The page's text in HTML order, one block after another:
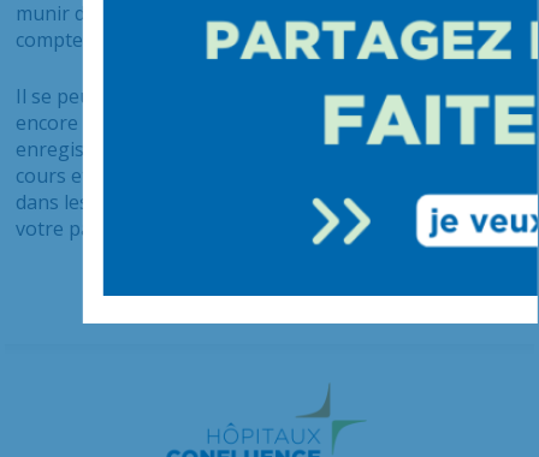
munir de vos codes d’accès à votre compte AMELI , votre
compte espace impôts ou votre compte MSA.
Il se peut néanmoins que votre attestation ne soit pas
encore disponible au téléchargement. Les
enregistrements des vaccinations sont nombreux et en
cours et nous mettons tout en oeuvre pour les réaliser
dans les meilleurs délais. Nous vous remercions de
votre patience.